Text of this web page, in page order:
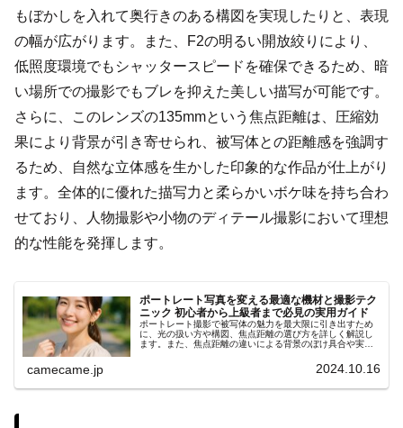
もぼかしを入れて奥行きのある構図を実現したりと、表現
の幅が広がります。また、F2の明るい開放絞りにより、
低照度環境でもシャッタースピードを確保できるため、暗
い場所での撮影でもブレを抑えた美しい描写が可能です。
さらに、このレンズの135mmという焦点距離は、圧縮効
果により背景が引き寄せられ、被写体との距離感を強調す
るため、自然な立体感を生かした印象的な作品が仕上がり
ます。全体的に優れた描写力と柔らかいボケ味を持ち合わ
せており、人物撮影や小物のディテール撮影において理想
的な性能を発揮します。
ポートレート写真を変える最適な機材と撮影テク
ニック 初心者から上級者まで必見の実用ガイド
ポートレート撮影で被写体の魅力を最大限に引き出すため
に、光の扱い方や構図、焦点距離の選び方を詳しく解説し
ます。また、焦点距離の違いによる背景のぼけ具合や実践
camecame.jp 2024.10.16